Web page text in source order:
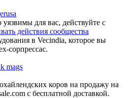
уязвимы для вас, действуйте с
действия сообщества
в Vecindia, которое вы
сорпрессас.
mags
коров на продажу на
с бесплатной доставкой.